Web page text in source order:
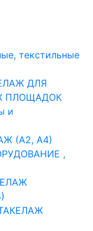
текстильные
ДЛЯ
ПЛОЩАДОК
и
(А2, А4)
,